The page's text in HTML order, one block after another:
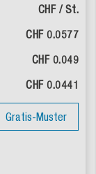
CHF / St.
CHF 0.0577
CHF 0.049
CHF 0.0441
Gratis-Muster